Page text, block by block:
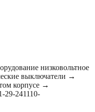
низковольтное
выключатели →
корпусе →
29-241110-